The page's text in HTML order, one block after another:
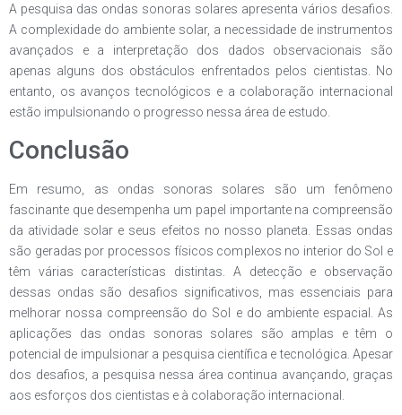
A pesquisa das ondas sonoras solares apresenta vários desafios.
A complexidade do ambiente solar, a necessidade de instrumentos
avançados e a interpretação dos dados observacionais são
apenas alguns dos obstáculos enfrentados pelos cientistas. No
entanto, os avanços tecnológicos e a colaboração internacional
estão impulsionando o progresso nessa área de estudo.
Conclusão
Em resumo, as ondas sonoras solares são um fenômeno
fascinante que desempenha um papel importante na compreensão
da atividade solar e seus efeitos no nosso planeta. Essas ondas
são geradas por processos físicos complexos no interior do Sol e
têm várias características distintas. A detecção e observação
dessas ondas são desafios significativos, mas essenciais para
melhorar nossa compreensão do Sol e do ambiente espacial. As
aplicações das ondas sonoras solares são amplas e têm o
potencial de impulsionar a pesquisa científica e tecnológica. Apesar
dos desafios, a pesquisa nessa área continua avançando, graças
aos esforços dos cientistas e à colaboração internacional.